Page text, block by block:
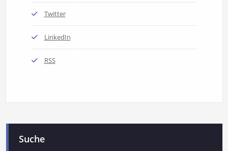
Twitter
LinkedIn
RSS
Suche